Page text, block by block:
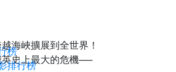
榜
排行榜
海峽擴展到全世界！
史上最大的危機──